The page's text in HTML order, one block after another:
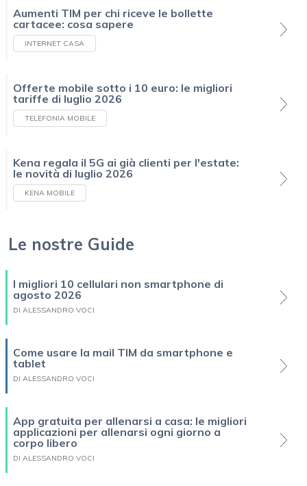
Aumenti TIM per chi riceve le bollette
cartacee: cosa sapere
INTERNET CASA
Offerte mobile sotto i 10 euro: le migliori
tariffe di luglio 2026
TELEFONIA MOBILE
Kena regala il 5G ai già clienti per l'estate:
le novità di luglio 2026
KENA MOBILE
Le nostre Guide
I migliori 10 cellulari non smartphone di
agosto 2026
DI ALESSANDRO VOCI
Come usare la mail TIM da smartphone e
tablet
DI ALESSANDRO VOCI
App gratuita per allenarsi a casa: le migliori
applicazioni per allenarsi ogni giorno a
corpo libero
DI ALESSANDRO VOCI